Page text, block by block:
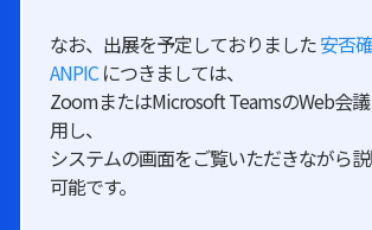
なお、出展を予定しておりました安否
ANPICにつきましては、
ZoomまたはMicrosoft TeamsのWeb会
用し、
システムの画面をご覧いただきながら
可能です。